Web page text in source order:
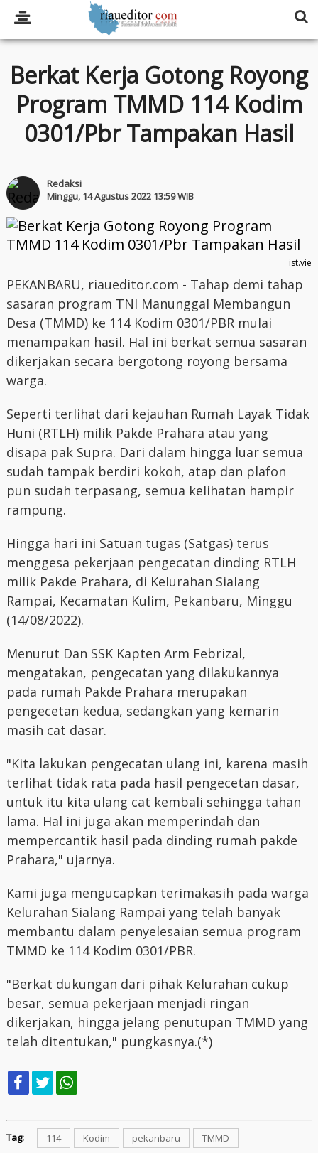
Berkat Kerja Gotong Royong
Program TMMD 114 Kodim
0301/Pbr Tampakan Hasil
Redaksi
Minggu, 14 Agustus 2022 13:59 WIB
ist.vie
PEKANBARU, riaueditor.com - Tahap demi tahap
sasaran program TNI Manunggal Membangun
Desa (TMMD) ke 114 Kodim 0301/PBR mulai
menampakan hasil. Hal ini berkat semua sasaran
dikerjakan secara bergotong royong bersama
warga.
Seperti terlihat dari kejauhan Rumah Layak Tidak
Huni (RTLH) milik Pakde Prahara atau yang
disapa pak Supra. Dari dalam hingga luar semua
sudah tampak berdiri kokoh, atap dan plafon
pun sudah terpasang, semua kelihatan hampir
rampung.
Hingga hari ini Satuan tugas (Satgas) terus
menggesa pekerjaan pengecatan dinding RTLH
milik Pakde Prahara, di Kelurahan Sialang
Rampai, Kecamatan Kulim, Pekanbaru, Minggu
(14/08/2022).
Menurut Dan SSK Kapten Arm Febrizal,
mengatakan, pengecatan yang dilakukannya
pada rumah Pakde Prahara merupakan
pengecetan kedua, sedangkan yang kemarin
masih cat dasar.
"Kita lakukan pengecatan ulang ini, karena masih
terlihat tidak rata pada hasil pengecetan dasar,
untuk itu kita ulang cat kembali sehingga tahan
lama. Hal ini juga akan memperindah dan
mempercantik hasil pada dinding rumah pakde
Prahara," ujarnya.
Kami juga mengucapkan terimakasih pada warga
Kelurahan Sialang Rampai yang telah banyak
membantu dalam penyelesaian semua program
TMMD ke 114 Kodim 0301/PBR.
"Berkat dukungan dari pihak Kelurahan cukup
besar, semua pekerjaan menjadi ringan
dikerjakan, hingga jelang penutupan TMMD yang
telah ditentukan," pungkasnya.(*)
Tag: 114 Kodim pekanbaru TMMD